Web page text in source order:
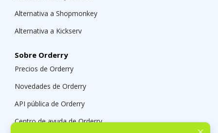
Alternativa a Shopmonkey
Alternativa a Kickserv
Sobre Orderry
Precios de Orderry
Novedades de Orderry
API pública de Orderry
Centro de ayuda de Orderry